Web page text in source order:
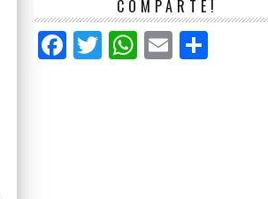
COMPARTE!
Facebook
TwitterWhatsApp
Email